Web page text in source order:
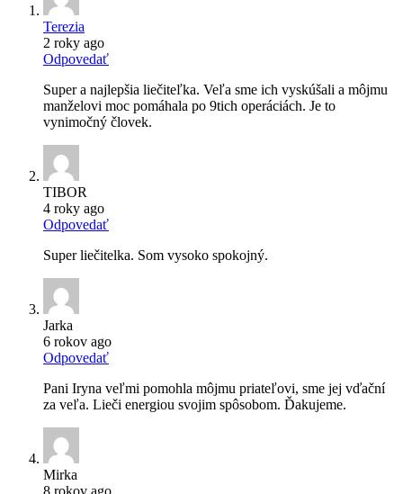
Terezia
2 roky ago
Odpovedať
Super a najlepšia liečiteľka. Veľa sme ich vyskúšali a môjmu
manželovi moc pomáhala po 9tich operáciách. Je to
vynimočný človek.
TIBOR
4 roky ago
Odpovedať
Super liečitelka. Som vysoko spokojný.
Jarka
6 rokov ago
Odpovedať
Pani Iryna veľmi pomohla môjmu priateľovi, sme jej vďační
za veľa. Lieči energiou svojim spôsobom. Ďakujeme.
Mirka
8 rokov ago